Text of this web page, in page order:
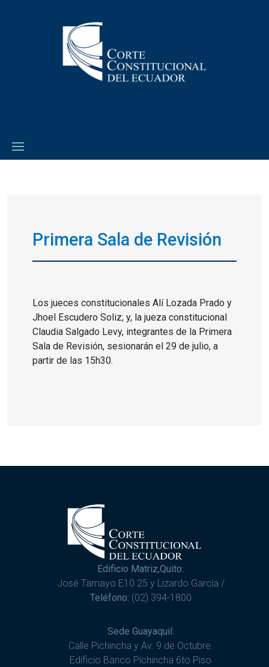
Primera Sala de Revisión
Los jueces constitucionales Alí Lozada Prado y
Jhoel Escudero Soliz; y, la jueza constitucional
Claudia Salgado Levy, integrantes de la Primera
Sala de Revisión, sesionarán el 29 de julio, a
partir de las 15h30.
Edificio Matriz,Quito:
José Tamayo E10 25 y Lizardo García /
Teléfono: (02) 394-1800
Sede Guayaquil:
Calle Pichincha y Av. 9 de Octubre.
Edificio Banco Pichincha 6to Piso